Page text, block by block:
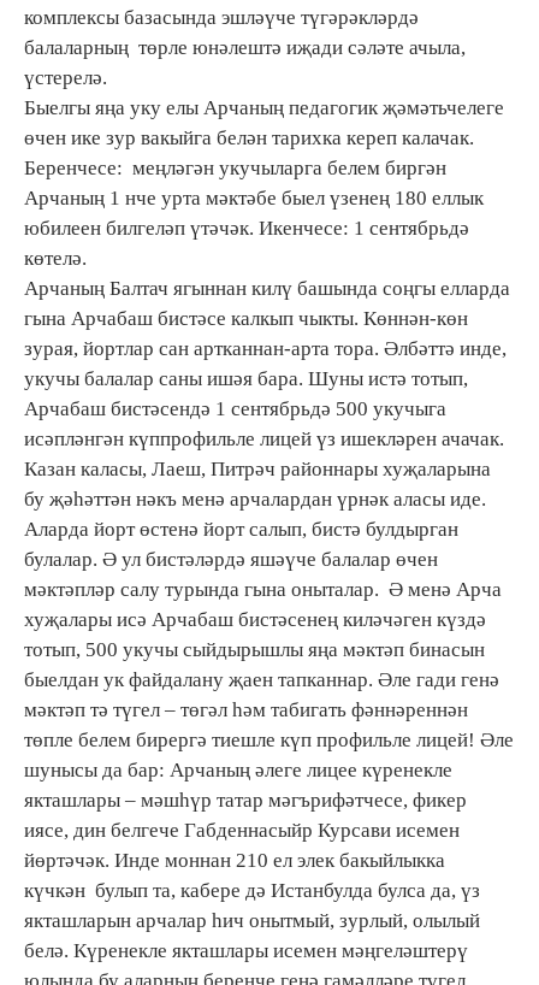
комплексы базасында эшләүче түгәрәкләрдә
балаларның төрле юнәлештә иҗади сәләте ачыла,
үстерелә.
Быелгы яңа уку елы Арчаның педагогик җәмәтьчелеге
өчен ике зур вакыйга белән тарихка кереп калачак.
Беренчесе: меңләгән укучыларга белем биргән
Арчаның 1 нче урта мәктәбе быел үзенең 180 еллык
юбилеен билгеләп үтәчәк. Икенчесе: 1 сентябрьдә
көтелә.
Арчаның Балтач ягыннан килү башында соңгы елларда
гына Арчабаш бистәсе калкып чыкты. Көннән-көн
зурая, йортлар сан артканнан-арта тора. Әлбәттә инде,
укучы балалар саны ишәя бара. Шуны истә тотып,
Арчабаш бистәсендә 1 сентябрьдә 500 укучыга
исәпләнгән күппрофильле лицей үз ишекләрен ачачак.
Казан каласы, Лаеш, Питрәч районнары хуҗаларына
бу җәһәттән нәкъ менә арчалардан үрнәк аласы иде.
Аларда йорт өстенә йорт салып, бистә булдырган
булалар. Ә ул бистәләрдә яшәүче балалар өчен
мәктәпләр салу турында гына оныталар. Ә менә Арча
хуҗалары исә Арчабаш бистәсенең киләчәген күздә
тотып, 500 укучы сыйдырышлы яңа мәктәп бинасын
быелдан ук файдалану җаен тапканнар. Әле гади генә
мәктәп тә түгел – төгәл һәм табигать фәннәреннән
төпле белем бирергә тиешле күп профильле лицей! Әле
шунысы да бар: Арчаның әлеге лицее күренекле
якташлары – мәшһүр татар мәгърифәтчесе, фикер
иясе, дин белгече Габденнасыйр Курсави исемен
йөртәчәк. Инде моннан 210 ел элек бакыйлыкка
күчкән булып та, кабере дә Истанбулда булса да, үз
якташларын арчалар һич онытмый, зурлый, олылый
белә. Күренекле якташлары исемен мәңгеләштерү